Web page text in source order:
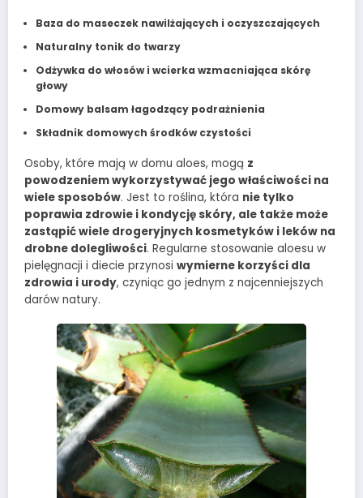
Baza do maseczek nawilżających i oczyszczających
Naturalny tonik do twarzy
Odżywka do włosów i wcierka wzmacniająca skórę
głowy
Domowy balsam łagodzący podrażnienia
Składnik domowych środków czystości
Osoby, które mają w domu aloes, mogą z
powodzeniem wykorzystywać jego właściwości na
wiele sposobów. Jest to roślina, która nie tylko
poprawia zdrowie i kondycję skóry, ale także może
zastąpić wiele drogeryjnych kosmetyków i leków na
drobne dolegliwości. Regularne stosowanie aloesu w
pielęgnacji i diecie przynosi wymierne korzyści dla
zdrowia i urody, czyniąc go jednym z najcenniejszych
darów natury.